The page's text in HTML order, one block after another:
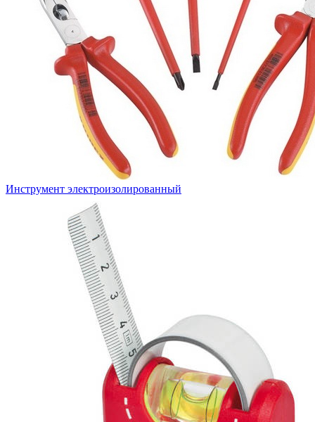
Инструмент электроизолированный